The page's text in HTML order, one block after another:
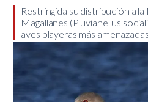
Restringida su distribución a
Magallanes (Pluvianellus
aves playeras más